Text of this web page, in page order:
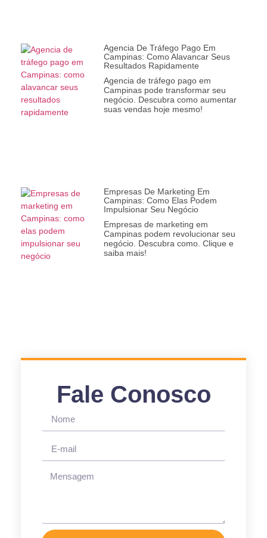
Agencia De Tráfego Pago Em
Campinas: Como Alavancar Seus
Resultados Rapidamente
Agencia de tráfego pago em
Campinas pode transformar seu
negócio. Descubra como aumentar
suas vendas hoje mesmo!
Empresas De Marketing Em
Campinas: Como Elas Podem
Impulsionar Seu Negócio
Empresas de marketing em
Campinas podem revolucionar seu
negócio. Descubra como. Clique e
saiba mais!
Fale Conosco